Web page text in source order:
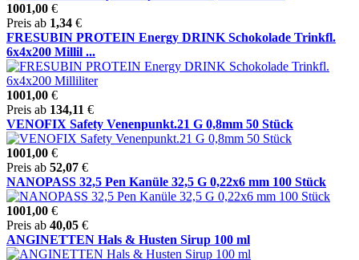
1001,00 €
Preis ab 1,34 €
FRESUBIN PROTEIN Energy DRINK Schokolade Trinkfl.
6x4x200 Millil ...
1001,00 €
Preis ab 134,11 €
VENOFIX Safety Venenpunkt.21 G 0,8mm 50 Stück
1001,00 €
Preis ab 52,07 €
NANOPASS 32,5 Pen Kanüle 32,5 G 0,22x6 mm 100 Stück
1001,00 €
Preis ab 40,05 €
ANGINETTEN Hals & Husten Sirup 100 ml